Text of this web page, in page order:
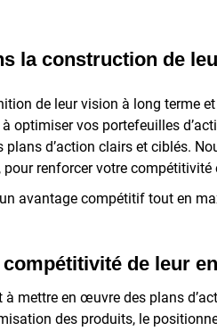
la construction de
de leur vision à long terme
optimiser vos portefeuilles
d’action clairs et ciblés.
renforcer votre
un avantage compétitif tout en
de leur
mettre en œuvre des plans
des produits, le